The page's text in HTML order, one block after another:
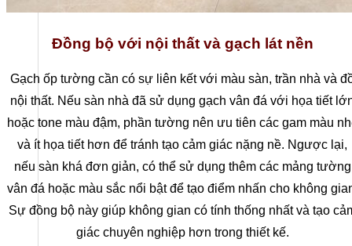
Đồng bộ với nội thất và gạch lát nền
Gạch ốp tường cần có sự liên kết với màu sàn, trần nhà và
nội thất. Nếu sàn nhà đã sử dụng gạch vân đá với họa tiết
hoặc tone màu đậm, phần tường nên ưu tiên các gam màu
và ít họa tiết hơn để tránh tạo cảm giác nặng nề. Ngược lại,
nếu sàn khá đơn giản, có thể sử dụng thêm các mảng tường
vân đá hoặc màu sắc nổi bật để tạo điểm nhấn cho không
Sự đồng bộ này giúp không gian có tính thống nhất và tạo
giác chuyên nghiệp hơn trong thiết kế.